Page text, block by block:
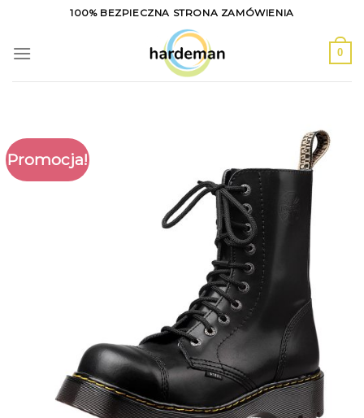
content
100% BEZPIECZNA STRONA ZAMÓWIENIA
0
Promocja!